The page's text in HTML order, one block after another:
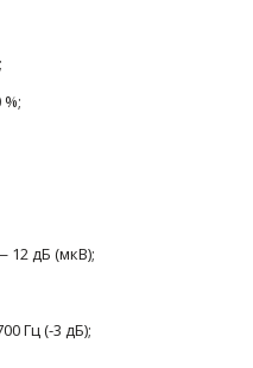
12 дБ (мкВ);
Гц (-3 дБ);